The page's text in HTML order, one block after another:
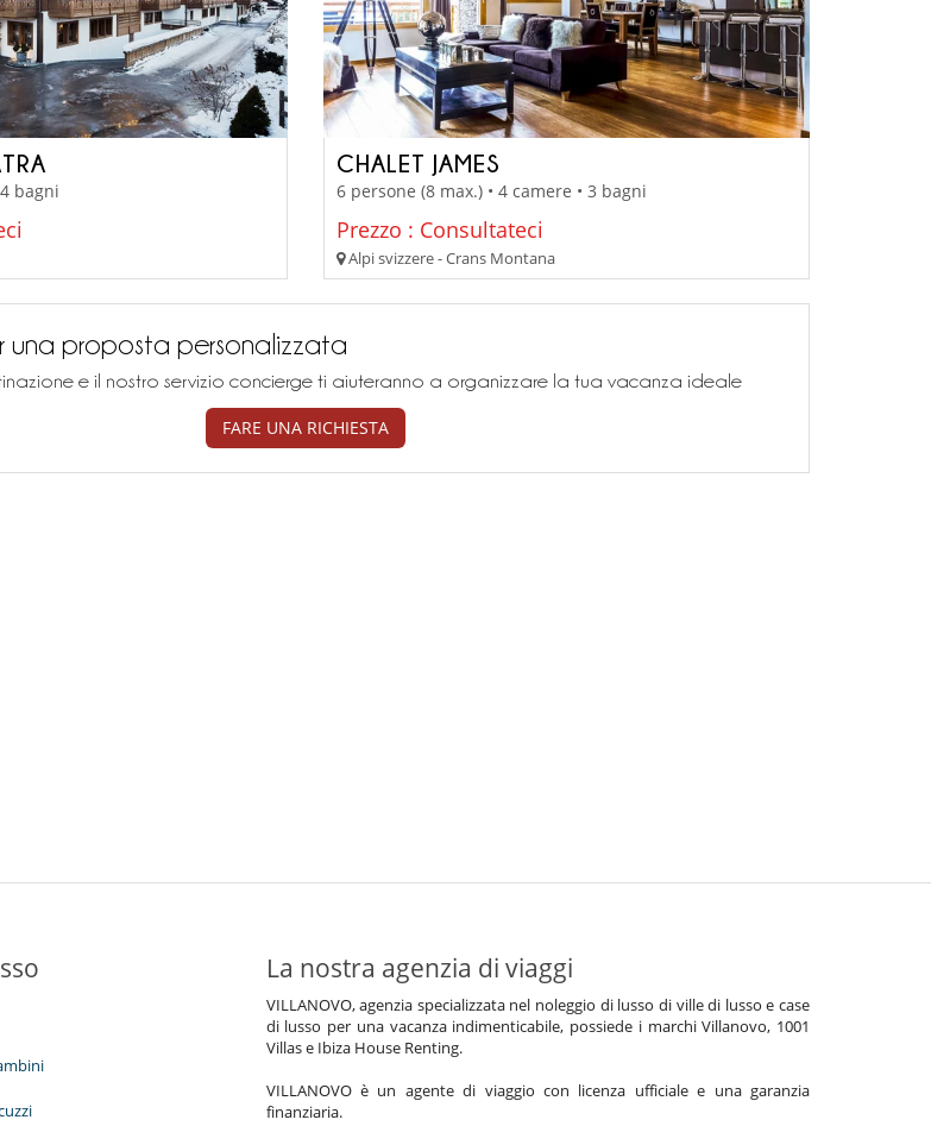
bagni
CHALET JAMES
6 persone (8 max.) • 4 camere • 3 bagni
Prezzo : Consultateci
Alpi svizzere - Crans Montana
proposta personalizzata
e il nostro servizio concierge ti aiuteranno a organizzare la tua vacanza ideale
FARE UNA RICHIESTA
La nostra agenzia di viaggi
VILLANOVO, agenzia specializzata nel noleggio di lusso di ville di lusso e case
di lusso per una vacanza indimenticabile, possiede i marchi Villanovo, 1001
Villas e Ibiza House Renting.
VILLANOVO è un agente di viaggio con licenza ufficiale e una garanzia
finanziaria.